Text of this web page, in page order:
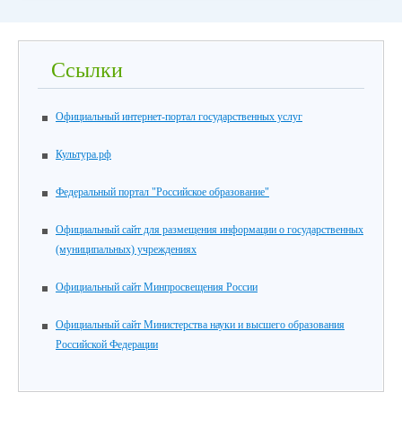
Ссылки
Официальный интернет-портал государственных услуг
Культура.рф
Федеральный портал "Российское образование"
Официальный сайт для размещения информации о государственных
(муниципальных) учреждениях
Официальный сайт Минпросвещения России
Официальный сайт Министерства науки и высшего образования
Российской Федерации